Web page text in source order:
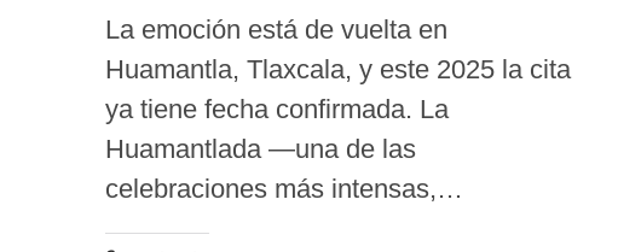
La emoción está de vuelta en
Huamantla, Tlaxcala, y este 2025 la cita
ya tiene fecha confirmada. La
Huamantlada —una de las
celebraciones más intensas,…